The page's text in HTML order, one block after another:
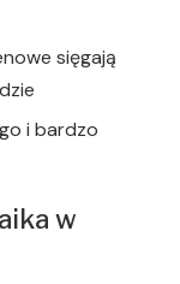
sięgają
i bardzo
w